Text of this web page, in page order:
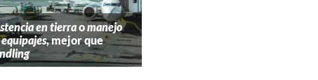
en tierraomanejo
, mejor que